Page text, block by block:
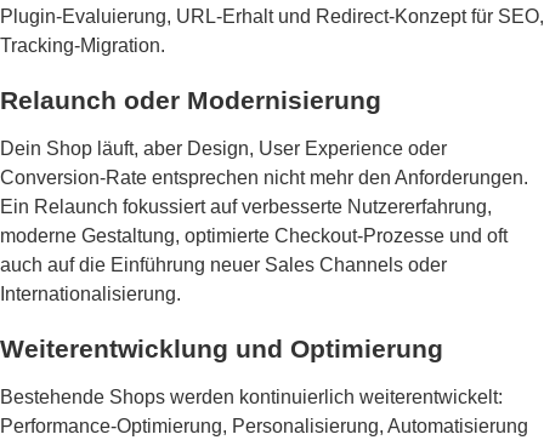
Plugin-Evaluierung, URL-Erhalt und Redirect-Konzept für SEO,
Tracking-Migration.
Relaunch oder Modernisierung
Dein Shop läuft, aber Design, User Experience oder
Conversion-Rate entsprechen nicht mehr den Anforderungen.
Ein Relaunch fokussiert auf verbesserte Nutzererfahrung,
moderne Gestaltung, optimierte Checkout-Prozesse und oft
auch auf die Einführung neuer Sales Channels oder
Internationalisierung.
Weiterentwicklung und Optimierung
Bestehende Shops werden kontinuierlich weiterentwickelt:
Performance-Optimierung, Personalisierung, Automatisierung